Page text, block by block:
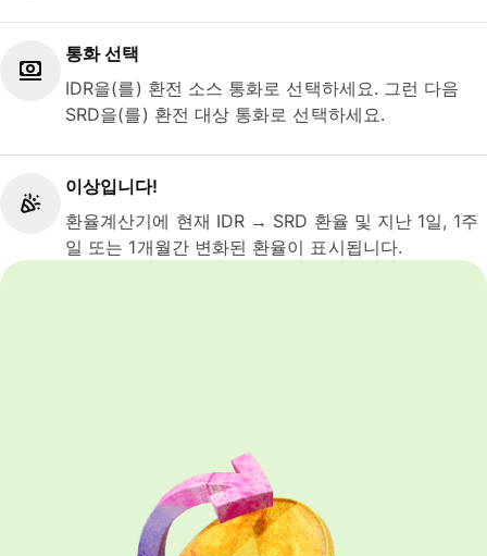
통화 선택
IDR을(를) 환전 소스 통화로 선택하세요. 그런 다음
SRD을(를) 환전 대상 통화로 선택하세요.
이상입니다!
환율계산기에 현재 IDR → SRD 환율 및 지난 1일, 1주
일 또는 1개월간 변화된 환율이 표시됩니다.